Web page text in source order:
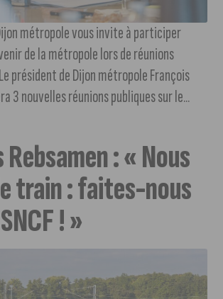
métropole vous invite à participer
de la métropole lors de réunions
président de Dijon métropole François
3 nouvelles réunions publiques sur le...
: « Nous
train : faites-nous
! »